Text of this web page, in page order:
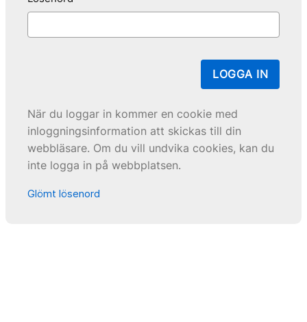
LOGGA IN
När du loggar in kommer en cookie med
inloggningsinformation att skickas till din
webbläsare. Om du vill undvika cookies, kan du
inte logga in på webbplatsen.
Glömt lösenord